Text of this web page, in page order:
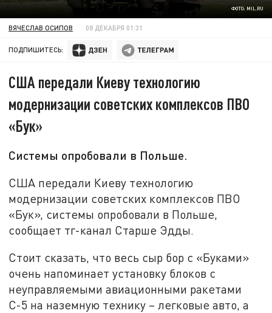
ФОТО: MIL.RU
ВЯЧЕСЛАВ ОСИПОВ 08 ДЕКАБРЯ 01:31
ПОДПИШИТЕСЬ:
США передали Киеву технологию
модернизации советских комплексов ПВО
«Бук»
Системы опробовали в Польше.
США передали Киеву технологию
модернизации советских комплексов ПВО
«Бук», системы опробовали в Польше,
сообщает тг-канал Старше Эдды.
Стоит сказать, что весь сыр бор с «Буками»
очень напоминает установку блоков с
неуправляемыми авиационными ракетами
С-5 на наземную технику – легковые авто, а